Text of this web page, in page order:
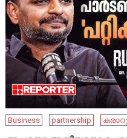
Business partnership